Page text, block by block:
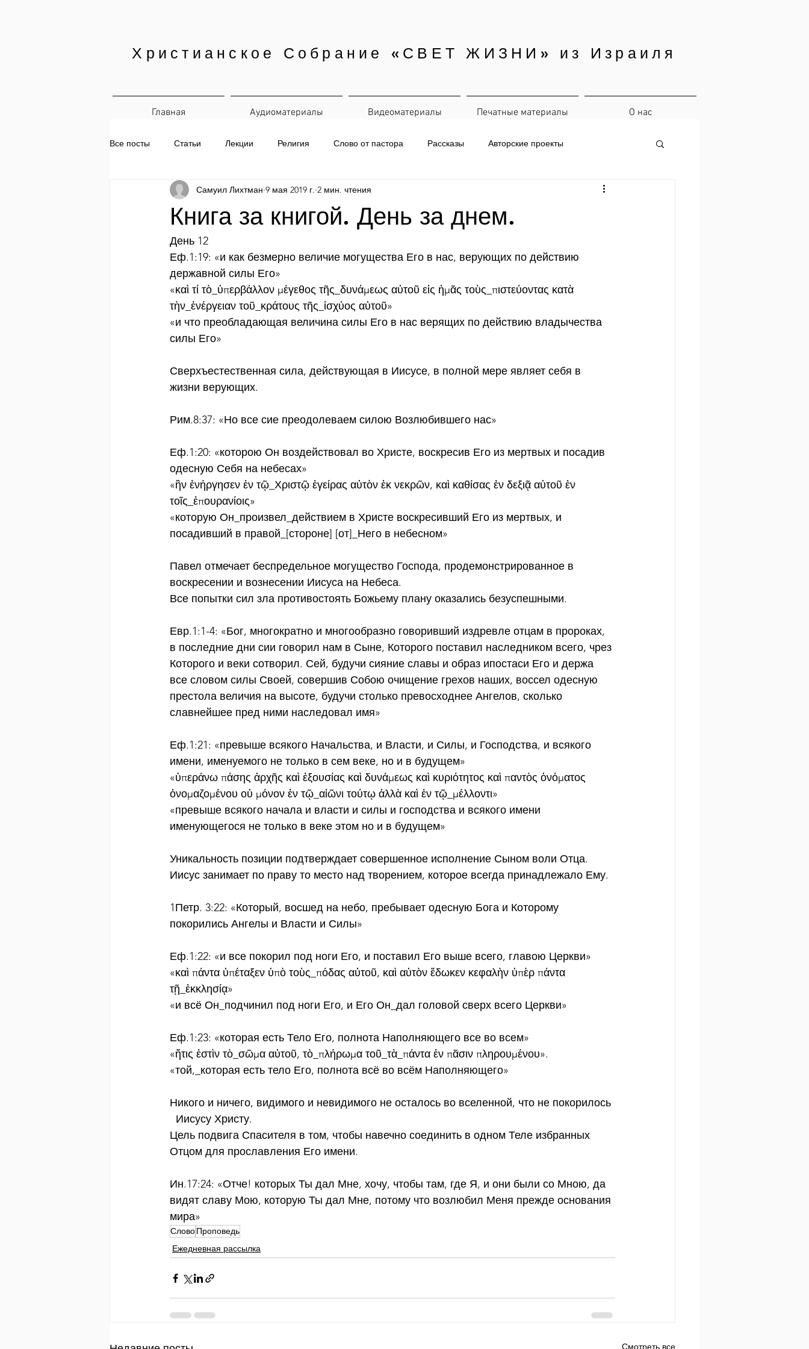
Христианское Собрание «СВЕТ ЖИЗНИ» из Израиля
Главная Аудиоматериалы Видеоматериалы Печатные материалы О нас
Все посты Статьи Лекции Религия Слово от пастора Рассказы Авторские проекты
Печатные материалы Ежедневная рассылка
Книга за книгой. День за днем.
Самуил Лихтман 9 мая 2019 г. 2 мин. чтения
День 12
Еф.1:19: «и как безмерно величие могущества Его в нас, верующих по действию
державной силы Его»
«καὶ τί τὸ_ὑπερβάλλον μέγεθος τῆς_δυνάμεως αὐτοῦ εἰς ἡμᾶς τοὺς_πιστεύοντας κατὰ
τὴν_ἐνέργειαν τοῦ_κράτους τῆς_ἰσχύος αὐτοῦ»
«и что преобладающая величина силы Его в нас верящих по действию владычества
силы Его»
Сверхъестественная сила, действующая в Иисусе, в полной мере являет себя в
жизни верующих.
Рим.8:37: «Но все сие преодолеваем силою Возлюбившего нас»
Еф.1:20: «которою Он воздействовал во Христе, воскресив Его из мертвых и посадив
одесную Себя на небесах»
«ἣν ἐνήργησεν ἐν τῷ_Χριστῷ ἐγείρας αὐτὸν ἐκ νεκρῶν, καὶ καθίσας ἐν δεξιᾷ αὐτοῦ ἐν
τοῖς_ἐπουρανίοις»
«которую Он_произвел_действием в Христе воскресивший Его из мертвых, и
посадивший в правой_[стороне] [от]_Него в небесном»
Павел отмечает беспредельное могущество Господа, продемонстрированное в
воскресении и вознесении Иисуса на Небеса.
Все попытки сил зла противостоять Божьему плану оказались безуспешными.
Евр.1:1-4: «Бог, многократно и многообразно говоривший издревле отцам в пророках,
в последние дни сии говорил нам в Сыне, Которого поставил наследником всего, чрез
Которого и веки сотворил. Сей, будучи сияние славы и образ ипостаси Его и держа
все словом силы Своей, совершив Собою очищение грехов наших, воссел одесную
престола величия на высоте, будучи столько превосходнее Ангелов, сколько
славнейшее пред ними наследовал имя»
Еф.1:21: «превыше всякого Начальства, и Власти, и Силы, и Господства, и всякого
имени, именуемого не только в сем веке, но и в будущем»
«ὑπεράνω πάσης ἀρχῆς καὶ ἐξουσίας καὶ δυνάμεως καὶ κυριότητος καὶ παντὸς ὀνόματος
ὀνομαζομένου οὐ μόνον ἐν τῷ_αἰῶνι τούτῳ ἀλλὰ καὶ ἐν τῷ_μέλλοντι»
«превыше всякого начала и власти и силы и господства и всякого имени
именующегося не только в веке этом но и в будущем»
Уникальность позиции подтверждает совершенное исполнение Сыном воли Отца.
Иисус занимает по праву то место над творением, которое всегда принадлежало Ему.
1Петр. 3:22: «Который, восшед на небо, пребывает одесную Бога и Которому
покорились Ангелы и Власти и Силы»
Еф.1:22: «и все покорил под ноги Его, и поставил Его выше всего, главою Церкви»
«καὶ πάντα ὑπέταξεν ὑπὸ τοὺς_πόδας αὐτοῦ, καὶ αὐτὸν ἔδωκεν κεφαλὴν ὑπὲρ πάντα
τῇ_ἐκκλησίᾳ»
«и всё Он_подчинил под ноги Его, и Его Он_дал головой сверх всего Церкви»
Еф.1:23: «которая есть Тело Его, полнота Наполняющего все во всем»
«ἥτις ἐστὶν τὸ_σῶμα αὐτοῦ, τὸ_πλήρωμα τοῦ_τὰ_πάντα ἐν πᾶσιν πληρουμένου».
«той,_которая есть тело Его, полнота всё во всём Наполняющего»
Никого и ничего, видимого и невидимого не осталось во вселенной, что не покорилось
  Иисусу Христу.
Цель подвига Спасителя в том, чтобы навечно соединить в одном Теле избранных
Отцом для прославления Его имени.
Ин.17:24: «Отче! которых Ты дал Мне, хочу, чтобы там, где Я, и они были со Мною, да
видят славу Мою, которую Ты дал Мне, потому что возлюбил Меня прежде основания
мира»
СловоПроповедь
Ежедневная рассылка
Смотреть все